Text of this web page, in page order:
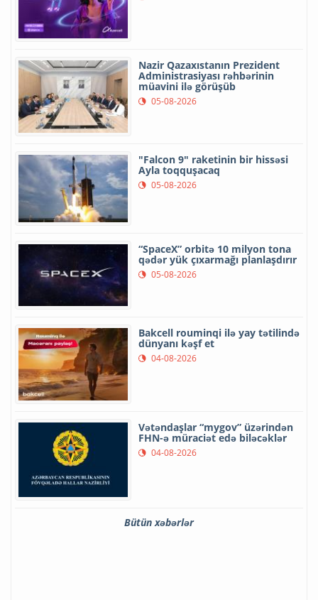
Nazir Qazaxıstanın Prezident
Administrasiyası rəhbərinin
müavini ilə görüşüb
05-08-2026
"Falcon 9" raketinin bir hissəsi
Ayla toqquşacaq
05-08-2026
“SpaceX” orbitə 10 milyon tona
qədər yük çıxarmağı planlaşdırır
05-08-2026
Bakcell rouminqi ilə yay tətilində
dünyanı kəşf et
04-08-2026
Vətəndaşlar “mygov” üzərindən
FHN-ə müraciət edə biləcəklər
04-08-2026
Bütün xəbərlər